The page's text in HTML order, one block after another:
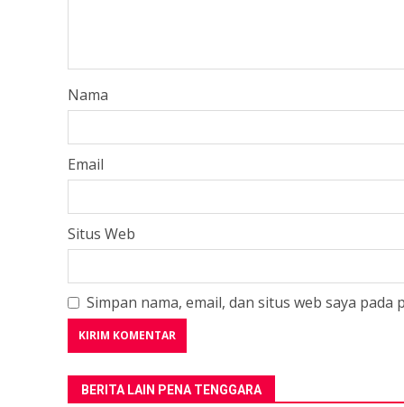
Nama
Email
Situs Web
Simpan nama, email, dan situs web saya
BERITA LAIN PENA TENGGARA